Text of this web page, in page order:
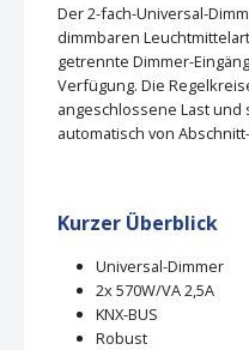
Der 2-fach-Universal-
dimmbaren
getrennte Dimmer-
Verfügung. Die
angeschlossene Last
automatisch von
Kurzer Überblick
Universal-Dimmer
2x 570W/VA 2,5A
KNX-BUS
Robust